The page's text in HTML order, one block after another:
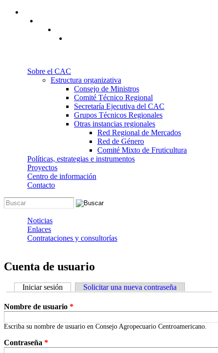
Pasar al contenido principal
Sobre el CAC
Estructura organizativa
Consejo de Ministros
Comité Técnico Regional
Secretaría Ejecutiva del CAC
Grupos Técnicos Regionales
Otras instancias regionales
Red Regional de Mercados
Red de Género
Comité Mixto de Fruticultura
Políticas, estrategias e instrumentos
Proyectos
Centro de información
Contacto
Buscar
Noticias
Enlaces
Contrataciones y consultorías
Cuenta de usuario
Iniciar sesión (solapa activa)
Solicitar una nueva contraseña
Nombre de usuario *
Escriba su nombre de usuario en Consejo Agropecuario Centroamericano.
Contraseña *